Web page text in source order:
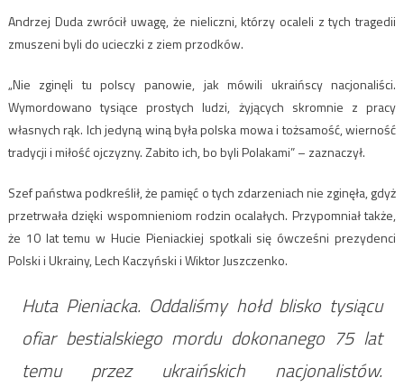
Andrzej Duda zwrócił uwagę, że nieliczni, którzy ocaleli z tych tragedii
zmuszeni byli do ucieczki z ziem przodków.
„Nie zginęli tu polscy panowie, jak mówili ukraińscy nacjonaliści.
Wymordowano tysiące prostych ludzi, żyjących skromnie z pracy
własnych rąk. Ich jedyną winą była polska mowa i tożsamość, wierność
tradycji i miłość ojczyzny. Zabito ich, bo byli Polakami” – zaznaczył.
Szef państwa podkreślił, że pamięć o tych zdarzeniach nie zginęła, gdyż
przetrwała dzięki wspomnieniom rodzin ocalałych. Przypomniał także,
że 10 lat temu w Hucie Pieniackiej spotkali się ówcześni prezydenci
Polski i Ukrainy, Lech Kaczyński i Wiktor Juszczenko.
Huta Pieniacka. Oddaliśmy hołd blisko tysiącu
ofiar bestialskiego mordu dokonanego 75 lat
temu przez ukraińskich nacjonalistów.